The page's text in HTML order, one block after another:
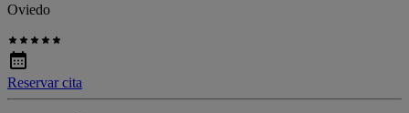
Oviedo
Reservar cita